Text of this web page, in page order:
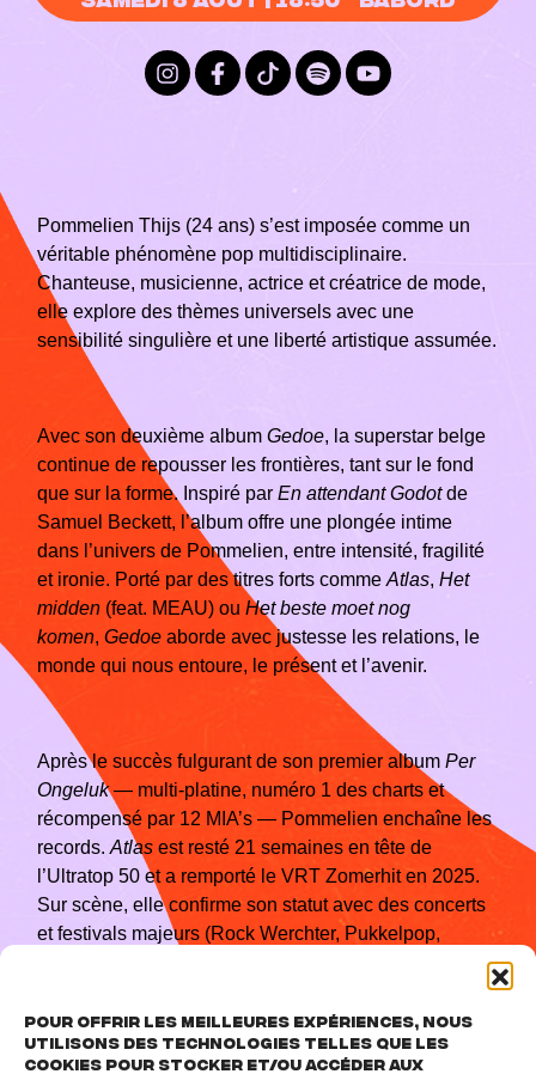
Pour offrir les meilleures expériences, nous
utilisons des technologies telles que les
cookies pour stocker et/ou accéder aux
Pommelien Thijs (24 ans) s’est imposée comme un
véritable phénomène pop multidisciplinaire.
Chanteuse, musicienne, actrice et créatrice de mode,
elle explore des thèmes universels avec une
sensibilité singulière et une liberté artistique assumée.
Avec son deuxième albumGedoe, la superstar belge
continue de repousser les frontières, tant sur le fond
que sur la forme. Inspiré parEn attendant Godotde
Samuel Beckett, l’album offre une plongée intime
dans l’univers de Pommelien, entre intensité, fragilité
et ironie. Porté par des titres forts commeAtlas,Het
midden (feat. MEAU) ouHet beste moet nog
komen,Gedoe aborde avec justesse les relations, le
monde qui nous entoure, le présent et l’avenir.
Après le succès fulgurant de son premier albumPer
Ongeluk— multi-platine, numéro 1 des charts et
récompensé par 12 MIA’s — Pommelien enchaîne les
records.Atlas est resté 21 semaines en tête de
l’Ultratop 50 et a remporté le VRT Zomerhit en 2025.
Sur scène, elle confirme son statut avec des concerts
et festivals majeurs (Rock Werchter, Pukkelpop,